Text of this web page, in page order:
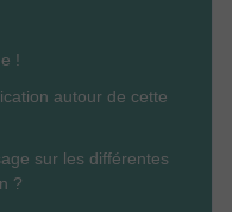
!
autour de cette
sur les différentes
?